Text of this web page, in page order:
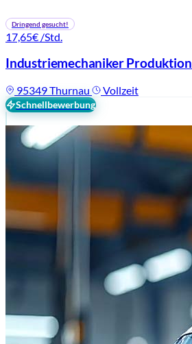
Dringend gesucht!
17,65€ /Std.
Industriemechaniker Produktion
95349 Thurnau Vollzeit
Schnellbewerbung